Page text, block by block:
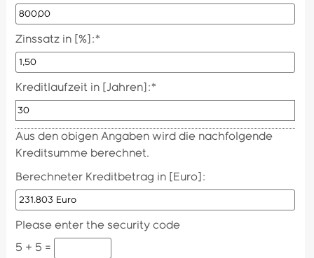
Zinssatz in [%]:*
Kreditlaufzeit in [Jahren]:*
Aus den obigen Angaben wird die nachfolgende
Kreditsumme berechnet.
Berechneter Kreditbetrag in [Euro]:
Please enter the security code
5 + 5 =